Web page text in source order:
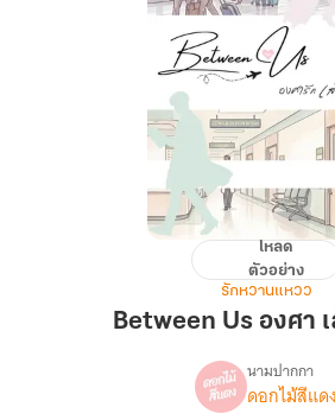
Between
องศา
โหลด
ตัวอย่าง
รักหวานแหวว
Between Us องศา
เรื่อง
นามปากกา
ดอกไม้สีแดง